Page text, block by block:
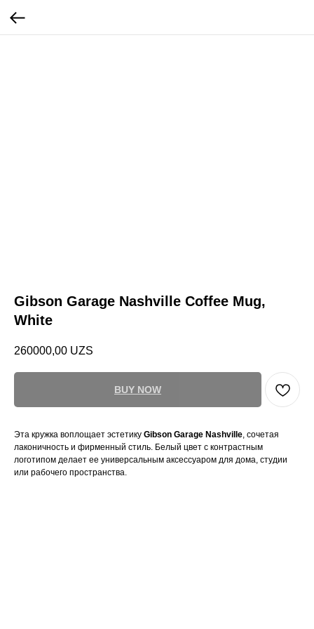
Gibson Garage Nashville Coffee Mug,
White
260000,00 UZS
BUY NOW
Эта кружка воплощает эстетику Gibson Garage Nashville, сочетая
лаконичность и фирменный стиль. Белый цвет с контрастным
логотипом делает ее универсальным аксессуаром для дома, студии
или рабочего пространства.